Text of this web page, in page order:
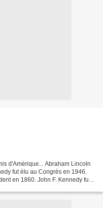
d'Amérique... Abraham Lincoln
fut élu au Congrès en 1946.
en 1860. John F. Kennedy fut